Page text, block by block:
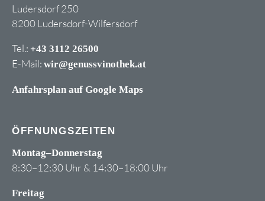
Ludersdorf 250
8200 Ludersdorf-Wilfersdorf
Tel.: +43 3112 26500
E-Mail: wir@genussvinothek.at
Anfahrsplan auf Google Maps
ÖFFNUNGSZEITEN
Montag–Donnerstag
8:30–12:30 Uhr & 14:30–18:00 Uhr
Freitag